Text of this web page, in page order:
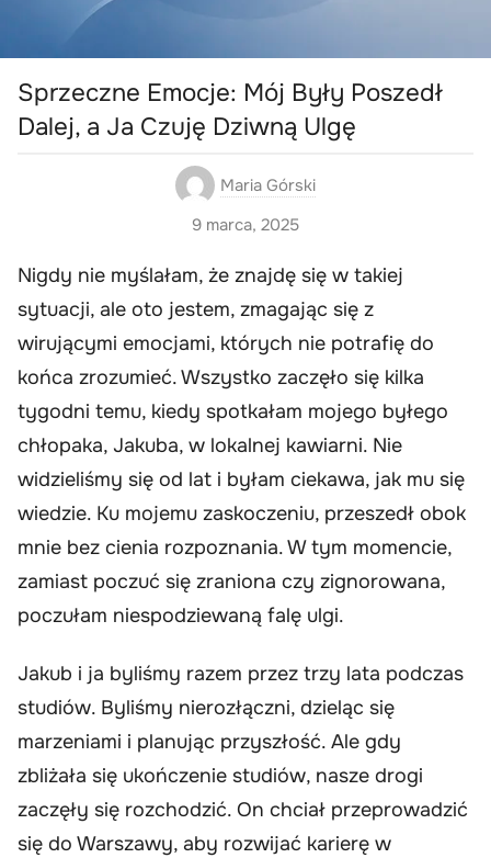
Sprzeczne Emocje: Mój Były Poszedł
Dalej, a Ja Czuję Dziwną Ulgę
Maria Górski
9 marca, 2025
Nigdy nie myślałam, że znajdę się w takiej
sytuacji, ale oto jestem, zmagając się z
wirującymi emocjami, których nie potrafię do
końca zrozumieć. Wszystko zaczęło się kilka
tygodni temu, kiedy spotkałam mojego byłego
chłopaka, Jakuba, w lokalnej kawiarni. Nie
widzieliśmy się od lat i byłam ciekawa, jak mu się
wiedzie. Ku mojemu zaskoczeniu, przeszedł obok
mnie bez cienia rozpoznania. W tym momencie,
zamiast poczuć się zraniona czy zignorowana,
poczułam niespodziewaną falę ulgi.
Jakub i ja byliśmy razem przez trzy lata podczas
studiów. Byliśmy nierozłączni, dzieląc się
marzeniami i planując przyszłość. Ale gdy
zbliżała się ukończenie studiów, nasze drogi
zaczęły się rozchodzić. On chciał przeprowadzić
się do Warszawy, aby rozwijać karierę w